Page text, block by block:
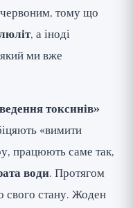
тому що
, а іноді
ми вже
токсинів»
«вимити
працюють саме так,
води. Протягом
свого стану. Жоден